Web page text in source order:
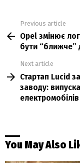
more
Previous article
Opel змінює
бути “ближче”
Next article
Стартап Lucid
заводу:
You May Also